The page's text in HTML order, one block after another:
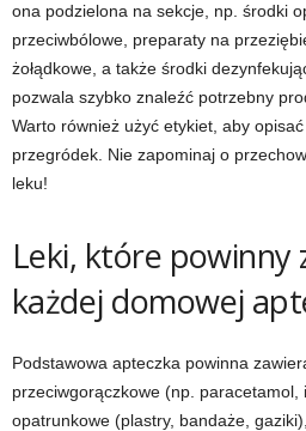
ona podzielona na sekcje, np. środki
przeciwbólowe, preparaty na
żołądkowe, a także środki
pozwala szybko znaleźć potrzebny
Warto również użyć etykiet, aby
przegródek. Nie zapominaj o
leku!
Leki, które powinny
każdej domowej
Podstawowa apteczka powinna
przeciwgorączkowe (np. paracetamol,
opatrunkowe (plastry, bandaże,